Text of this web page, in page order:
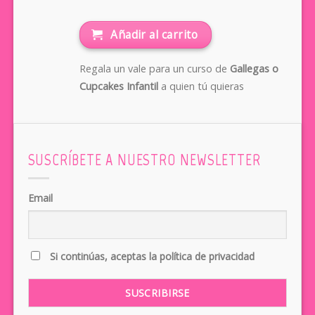
Añadir al carrito
Regala un vale para un curso de Gallegas o
Cupcakes Infantila quien tú quieras
SUSCRÍBETE A NUESTRO NEWSLETTER
Email
Si continúas, aceptas la política de privacidad